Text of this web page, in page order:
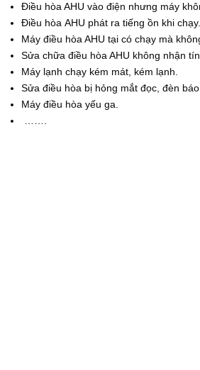
Điều hòa AHU vào điện nhưng máy
Điều hòa AHU phát ra tiếng ồn khi chạy.
Máy điều hòa AHU tại có chạy mà
Sửa chữa điều hòa AHU không nhận
Máy lạnh chạy kém mát, kém lạnh.
Sửa điều hòa bị hỏng mắt đọc, đèn
Máy điều hòa yếu ga.